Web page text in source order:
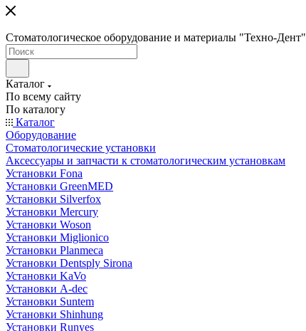
Стоматологическое оборудование и материалы "Техно-Дент"
Каталог
По всему сайту
По каталогу
Каталог
Оборудование
Стоматологические установки
Аксессуары и запчасти к стоматологическим установкам
Установки Fona
Установки GreenMED
Установки Silverfox
Установки Mercury
Установки Woson
Установки Miglionico
Установки Planmeca
Установки Dentsply Sirona
Установки KaVo
Установки A-dec
Установки Suntem
Установки Shinhung
Установки Runyes